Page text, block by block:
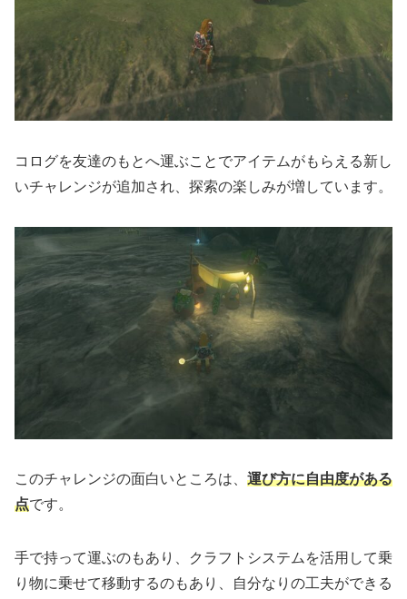
コログを友達のもとへ運ぶことでアイテムがもらえる新し
いチャレンジが追加され、探索の楽しみが増しています。
このチャレンジの面白いところは、 運び方に自由度がある
点です。
手で持って運ぶのもあり、クラフトシステムを活用して乗
り物に乗せて移動するのもあり、自分なりの工夫ができる